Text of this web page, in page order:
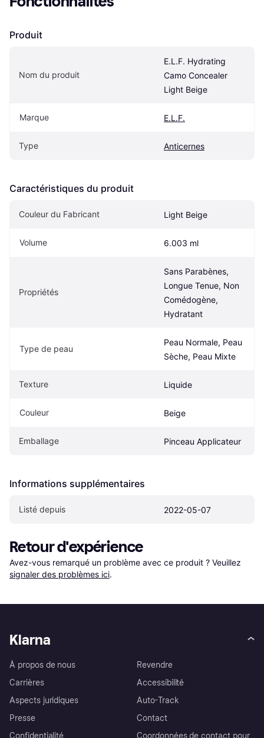
Produit
Nom du produit
E.L.F. Hydrating
Camo Concealer
Light Beige
Marque E.L.F.
Type Anticernes
Caractéristiques du produit
Couleur du Fabricant Light Beige
Volume 6.003 ml
Propriétés
Sans Parabènes,
Longue Tenue, Non
Comédogène,
Hydratant
Type de peau
Peau Normale, Peau
Sèche, Peau Mixte
Texture Liquide
Couleur Beige
Emballage Pinceau Applicateur
Informations supplémentaires
Listé depuis 2022-05-07
Retour d'expérience
Avez-vous remarqué un problème avec ce produit ? Veuillez
signaler des problèmes ici.
Klarna
À propos de nous
Carrières
Aspects juridiques
Presse
Revendre
Accessibilité
Auto-Track
Contact